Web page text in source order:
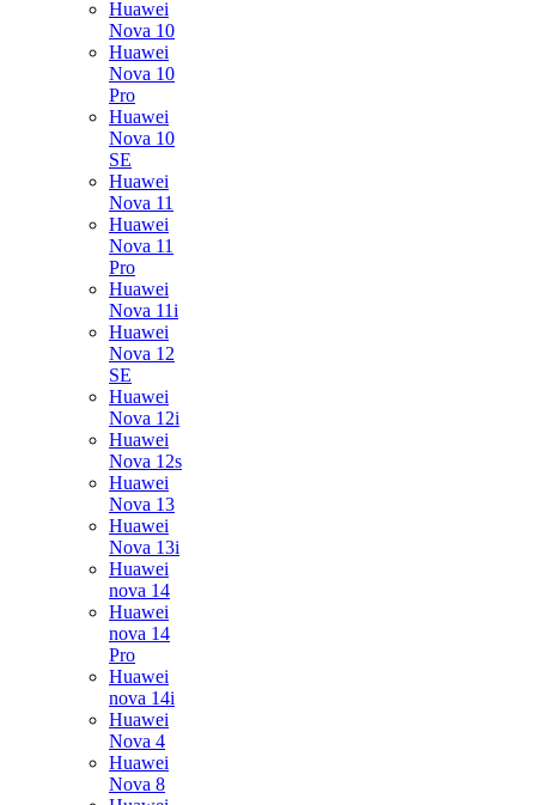
Huawei
Nova 10
Huawei
Nova 10
Pro
Huawei
Nova 10
SE
Huawei
Nova 11
Huawei
Nova 11
Pro
Huawei
Nova 11i
Huawei
Nova 12
SE
Huawei
Nova 12i
Huawei
Nova 12s
Huawei
Nova 13
Huawei
Nova 13i
Huawei
nova 14
Huawei
nova 14
Pro
Huawei
nova 14i
Huawei
Nova 4
Huawei
Nova 8